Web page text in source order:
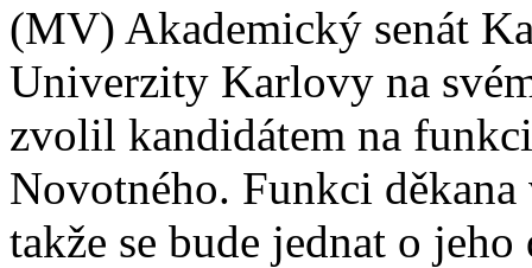
(MV) Akademický senát
Univerzity Karlovy na
zvolil kandidátem na
Novotného. Funkci
takže se bude jednat o